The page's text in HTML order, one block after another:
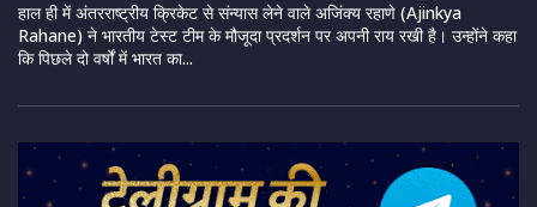
हाल ही में अंतरराष्ट्रीय क्रिकेट से संन्यास लेने वाले अजिंक्य रहाणे (Ajinkya
Rahane) ने भारतीय टेस्ट टीम के मौजूदा प्रदर्शन पर अपनी राय रखी है। उन्होंने कहा
कि पिछले दो वर्षों में भारत का...